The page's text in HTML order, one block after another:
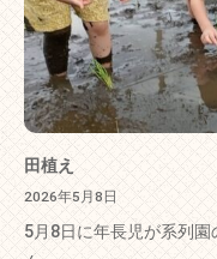
田植え
2026年5月8日
5月8日に年長児が系列